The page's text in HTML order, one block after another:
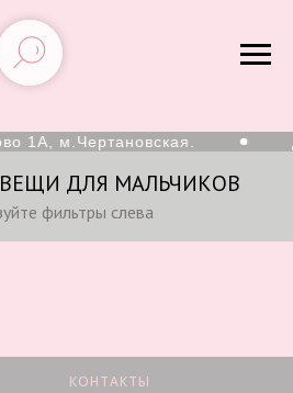
1А, м.Чертановская.
ДЛЯ МАЛЬЧИКОВ
фильтры слева
КОНТАКТЫ